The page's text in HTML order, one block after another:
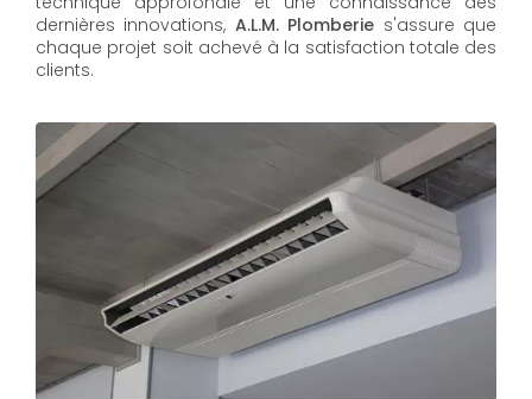
dernières innovations, A.L.M. Plomberie s'assure que
chaque projet soit achevé à la satisfaction totale des
clients.